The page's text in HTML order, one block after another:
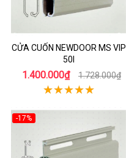
CỬA CUỐN NEWDOOR MS VIP
50I
1.400.000₫ 1.728.000₫
-17%